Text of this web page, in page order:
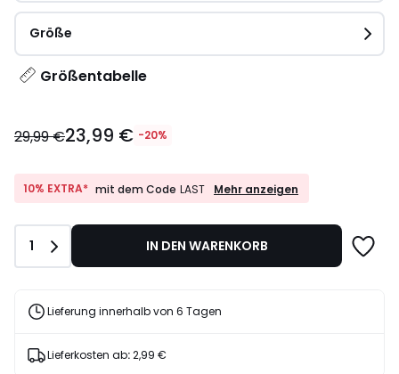
Größe
Größentabelle
€
€
Rabatt
angewendet.
29,99 €23,99 € -20%
10% EXTRA* mit dem Code LAST
10%
Code
LAST
Mehr anzeigen
Anzahl
1 IN DEN WARENKORB
Lieferung innerhalb von 6 Tagen
Lieferkosten ab:2,99 €